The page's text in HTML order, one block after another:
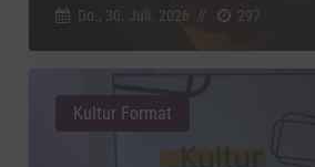
Do., 30. Juli. 2026 // 297
Kultur Format